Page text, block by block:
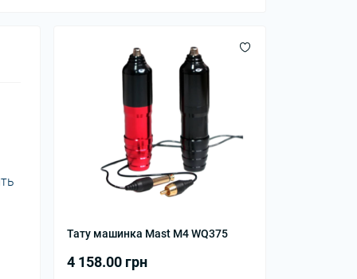
Тату машинка Mast M4 WQ375
4 158.00 грн